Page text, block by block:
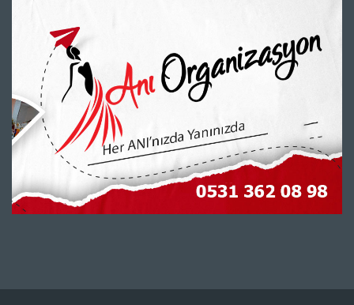
İletişim